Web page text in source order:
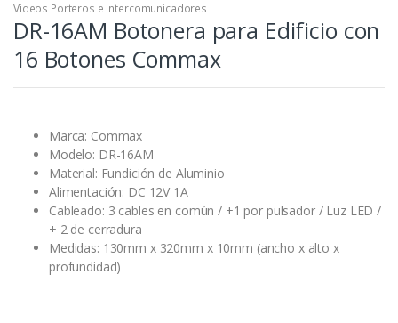
Videos Porteros e Intercomunicadores
DR-16AM Botonera para Edificio con
16 Botones Commax
Marca: Commax
Modelo: DR-16AM
Material: Fundición de Aluminio
Alimentación: DC 12V 1A
Cableado: 3 cables en común / +1 por pulsador / Luz LED /
+ 2 de cerradura
Medidas: 130mm x 320mm x 10mm (ancho x alto x
profundidad)